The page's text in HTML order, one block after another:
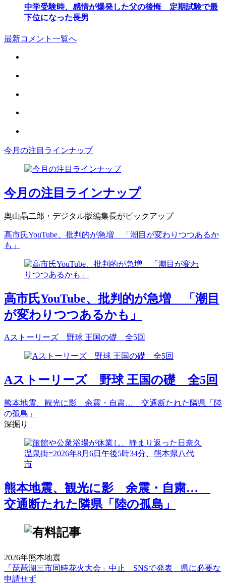
中学受験時、感情が爆発した父の後悔 定期試験で最
下位になった長男
最新コメント一覧へ
今月の注目ラインナップ
今月の注目ラインナップ
奥山晶二郎・デジタル版編集長がピックアップ
高市氏YouTube、批判的が急増 「潮目が変わりつつあるか
も」
高市氏YouTube、批判的が急増 「潮目
が変わりつつあるかも」
Aストーリーズ 野球 王国の礎 全5回
Aストーリーズ 野球 王国の礎 全5回
熊本地震、観光に影 余震・自粛… 交通断たれた隣県「陸
の孤島」
深掘り
熊本地震、観光に影 余震・自粛…
交通断たれた隣県「陸の孤島」
2026年熊本地震
「琵琶湖三市同時花火大会」中止 SNSで発表 県に必要な
申請せず